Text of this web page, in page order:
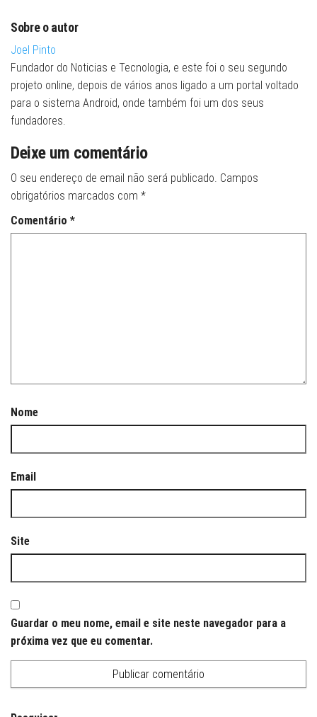
Sobre o autor
Joel Pinto
Fundador do Noticias e Tecnologia, e este foi o seu segundo
projeto online, depois de vários anos ligado a um portal voltado
para o sistema Android, onde também foi um dos seus
fundadores.
Deixe um comentário
O seu endereço de email não será publicado. Campos
obrigatórios marcados com *
Comentário *
Nome
Email
Site
Guardar o meu nome, email e site neste navegador para a
próxima vez que eu comentar.